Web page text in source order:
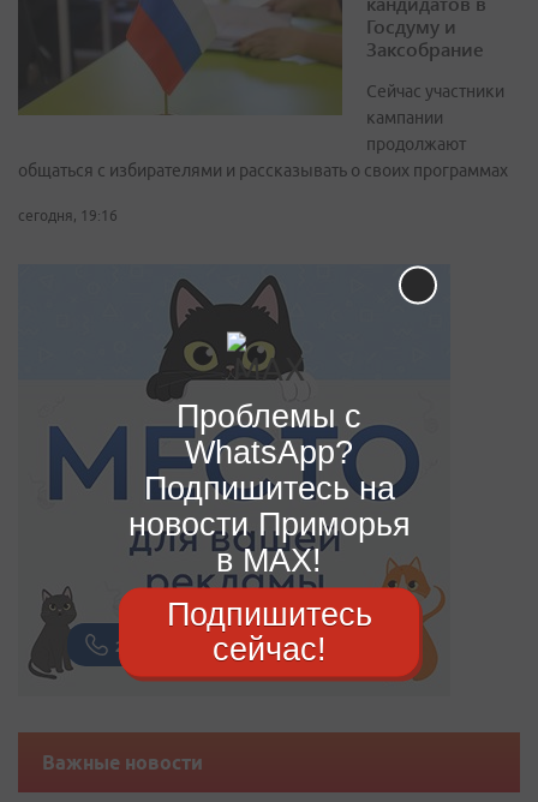
Госдуму и
Заксобрание
Сейчас участники
кампании
продолжают
общаться с избирателями и рассказывать о своих программах
сегодня, 19:16
Важные новости
Проблемы с
WhatsApp?
Подпишитесь на
новости Приморья
в MAX!
Подпишитесь
сейчас!